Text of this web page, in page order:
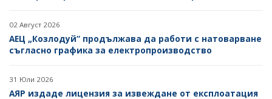
02 Август 2026
АЕЦ „Козлодуй“ продължава да работи с натоварване
съгласно графика за електропроизводство
31 Юли 2026
АЯР издаде лицензия за извеждане от експлоатация